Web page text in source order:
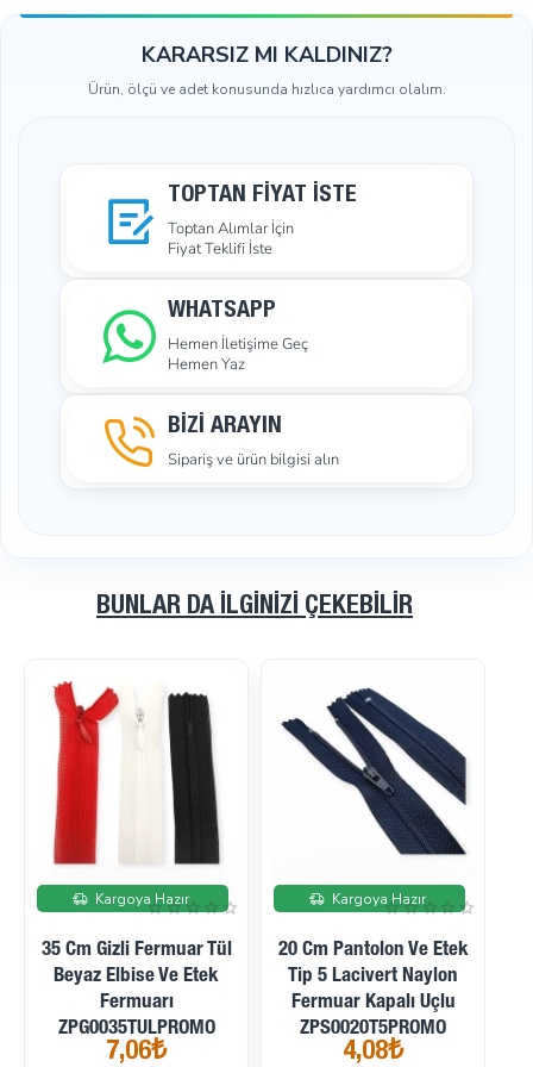
için düzenli bakım yapılması önerilir.
Sıkça Sorulan Sorular
Hangi alanlarda kullanılabilir?Kamp, etkinlik ve açık
hava organizasyonlarında kullanılabilir.
Fermuar su geçirmez mi?
geçirmez malzemeden üretilmiştir.
KARARSIZ MI KALDINIZ?
Ürün, ölçü ve adet konusunda hızlıca yardımcı olalım.
TOPTAN FIYAT İSTE
Toptan Alımlar İçin
Fiyat Teklifi İste
WHATSAPP
Hemen İletişime Geç
Hemen Yaz
BİZİ ARAYIN
Sipariş ve ürün bilgisi alın
BUNLAR DA İLGINIZI ÇEKEBILIR
İndirimde
Kargoya Hazır
20 Cm Pantolon Ve Etek
Tip 5 Lacivert Naylon
Fermuar Kapalı Uçlu
ZPS0020T5PROMO
4,08₺
İndirimde
Kargoya Hazır
15 Mm Paslanmaz Çıtçıt
Düğme Seti – 4 Renk
400 Adet + 54 Sistem
Kamalı Uygulama
Aparatı SET-15MM-
1.099,90₺